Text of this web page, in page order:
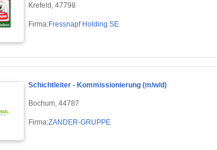
Krefeld, 47798
Firma:Fressnapf Holding SE
Schichtleiter - Kommissionierung (m/w/d)
Bochum, 44787
Firma:ZANDER-GRUPPE